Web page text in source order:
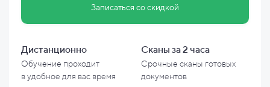
Записаться со скидкой
Дистанционно
Обучение проходит
вудобное для вас время
Сканы за 2 часа
Срочные сканы готовых
документов